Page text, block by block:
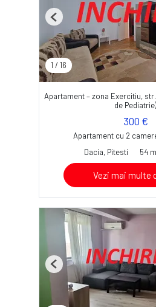
1 / 16
Previous
Apartament – zona Exercitiu,
de Pediatrie)
300 €
Apartament cu 2
Dacia, Pitesti
54
Vezi mai multe
Previous